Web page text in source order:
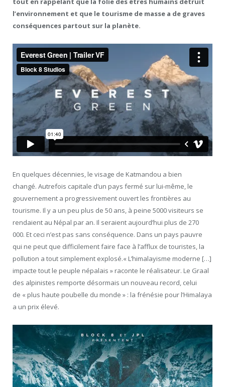
l’environnement et que le tourisme de masse a de graves
conséquences partout sur la planète.
En quelques décennies, le visage de Katmandou a bien
changé. Autrefois capitale d’un pays fermé sur lui-même, le
gouvernement a progressivement ouvert les frontières au
tourisme. Il y a un peu plus de 50 ans, à peine 5000 visiteurs se
rendaient au Népal par an. Il seraient aujourd’hui plus de 270
000. Et ceci n’est pas sans conséquence. Dans un pays pauvre
qui ne peut que difficilement faire face à l’afflux de touristes, la
pollution a tout simplement explosé.« L’himalayisme moderne […]
impacte tout le peuple népalais » raconte le réalisateur. Le Graal
des alpinistes remporte désormais un nouveau record, celui
de « plus haute poubelle du monde » : la frénésie pour l’Himalaya
a un prix élevé.